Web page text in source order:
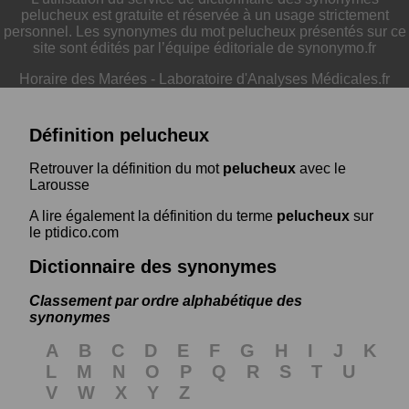
pelucheux est gratuite et réservée à un usage strictement
personnel. Les synonymes du mot pelucheux présentés sur ce
site sont édités par l’équipe éditoriale de synonymo.fr
Horaire des Marées - Laboratoire d'Analyses Médicales.fr
Définition pelucheux
Retrouver la définition du mot pelucheux avec le
Larousse
A lire également la définition du terme pelucheux sur
le ptidico.com
Dictionnaire des synonymes
Classement par ordre alphabétique des
synonymes
A B C D E F G H I J
K
L
M N O P Q R S T
U
V
W X Y Z